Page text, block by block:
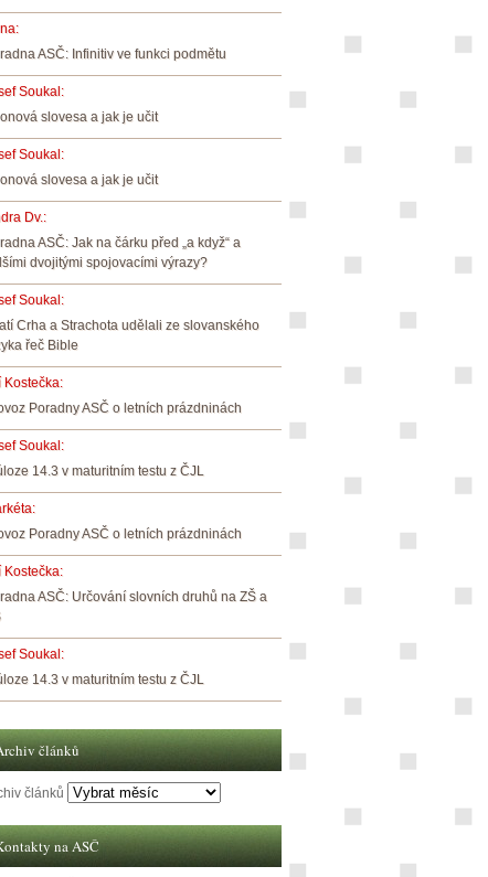
:
ASČ: Infinitiv ve funkci podmětu
Soukal:
slovesa a jak je učit
Soukal:
slovesa a jak je učit
Dv.:
ASČ: Jak na čárku před „a když“ a
dvojitými spojovacími výrazy?
Soukal:
Crha a Strachota udělali ze slovanského
řeč Bible
Kostečka:
Poradny ASČ o letních prázdninách
Soukal:
14.3 v maturitním testu z ČJL
:
Poradny ASČ o letních prázdninách
Kostečka:
ASČ: Určování slovních druhů na ZŠ a
Soukal:
14.3 v maturitním testu z ČJL
článků
článků
na ASČ